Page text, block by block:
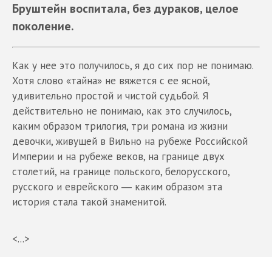
Бруштейн воспитала, без дураков, целое
поколение.
Как у нее это получилось, я до сих пор не понимаю.
Хотя слово «тайна» не вяжется с ее ясной,
удивительно простой и чистой судьбой. Я
действительно не понимаю, как это случилось,
каким образом трилогия, три романа из жизни
девочки, живущей в Вильно на рубеже Российской
Империи и на рубеже веков, на границе двух
столетий, на границе польского, белорусского,
русского и еврейского ― каким образом эта
история стала такой знаменитой.
<...>